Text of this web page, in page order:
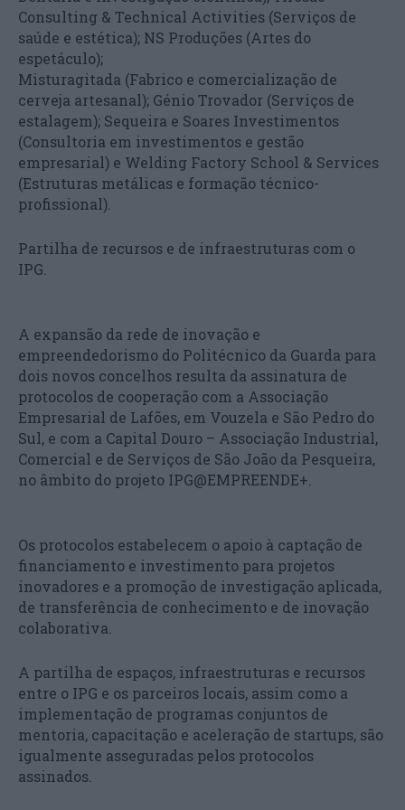
Consulting & Technical Activities (Serviços de
saúde e estética); NS Produções (Artes do
espetáculo);
Misturagitada (Fabrico e comercialização de
cerveja artesanal); Génio Trovador (Serviços de
estalagem); Sequeira e Soares Investimentos
(Consultoria em investimentos e gestão
empresarial) e Welding Factory School & Services
(Estruturas metálicas e formação técnico-
profissional).
Partilha de recursos e de infraestruturas com o
IPG.
A expansão da rede de inovação e
empreendedorismo do Politécnico da Guarda para
dois novos concelhos resulta da assinatura de
protocolos de cooperação com a Associação
Empresarial de Lafões, em Vouzela e São Pedro do
Sul, e com a Capital Douro – Associação Industrial,
Comercial e de Serviços de São João da Pesqueira,
no âmbito do projeto IPG@EMPREENDE+.
Os protocolos estabelecem o apoio à captação de
financiamento e investimento para projetos
inovadores e a promoção de investigação aplicada,
de transferência de conhecimento e de inovação
colaborativa.
A partilha de espaços, infraestruturas e recursos
entre o IPG e os parceiros locais, assim como a
implementação de programas conjuntos de
mentoria, capacitação e aceleração de startups, são
igualmente asseguradas pelos protocolos
assinados.